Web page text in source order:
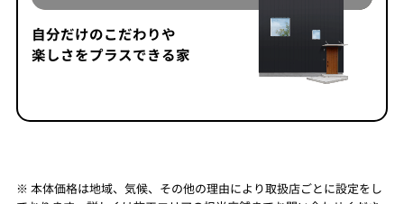
自分だけのこだわりや
楽しさをプラスできる家
※ 本体価格は地域、気候、その他の理由により取扱店ごとに設定をし